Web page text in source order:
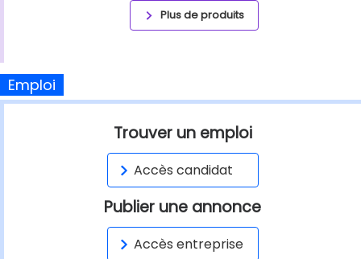
Plus de produits
Emploi
Trouver un emploi
Accès candidat
Publier une annonce
Accès entreprise